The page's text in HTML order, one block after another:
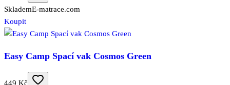
SklademE-matrace.com
Koupit
Easy Camp Spací vak Cosmos Green
449 Kč